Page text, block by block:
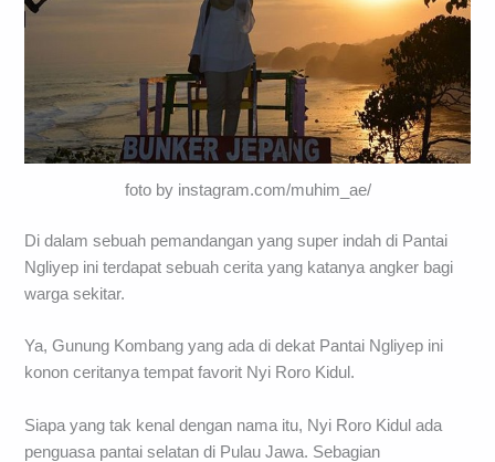
foto by instagram.com/muhim_ae/
Di dalam sebuah pemandangan yang super indah di Pantai
Ngliyep ini terdapat sebuah cerita yang katanya angker bagi
warga sekitar.
Ya, Gunung Kombang yang ada di dekat Pantai Ngliyep ini
konon ceritanya tempat favorit Nyi Roro Kidul.
Siapa yang tak kenal dengan nama itu, Nyi Roro Kidul ada
penguasa pantai selatan di Pulau Jawa. Sebagian